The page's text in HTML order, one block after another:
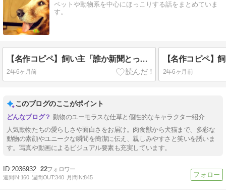
ペットや動物系を中心にほっこりする話をまとめていま
す。
【名作コピペ】飼い主「誰か新聞とってきてー」←犬種別でお答えしますwwww
2年6ヶ月前 2年6ヶ月前
このブログのここがポイント
動物のユーモラスな仕草と個性的なキャラクター紹介
人気動物たちの愛らしさや面白さをお届け。肉食獣から犬猫まで、多彩な
動物の素顔やユニークな瞬間を簡潔に伝え、親しみやすさと笑いを誘いま
す。写真や動画によるビジュアル要素も充実しています。
2036932 22
週間IN:160 週間OUT:340 月間IN:845